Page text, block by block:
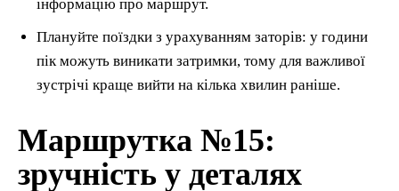
інформацію про маршрут.
Плануйте поїздки з урахуванням заторів: у години
пік можуть виникати затримки, тому для важливої
зустрічі краще вийти на кілька хвилин раніше.
Маршрутка №15:
зручність у деталях